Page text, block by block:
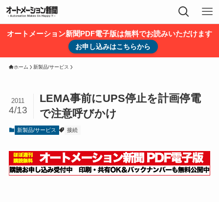
オートメーション新聞PDF電子版は無料でお読みいただけます
お申し込みはこちらから
ホーム 新製品/サービス
LEMA事前にUPS停止を計画停電
で注意呼びかけ
2011
4/13
新製品/サービス 接続